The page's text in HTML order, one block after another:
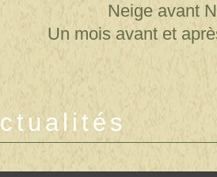
Neige avant
Un mois avant et
ctualités